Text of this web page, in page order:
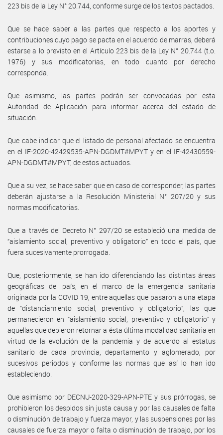
223 bis de la Ley N° 20.744, conforme surge de los textos pactados.
Que se hace saber a las partes que respecto a los aportes y
contribuciones cuyo pago se pacta en el acuerdo de marras, deberá
estarse a lo previsto en el Artículo 223 bis de la Ley N° 20.744 (t.o.
1976) y sus modificatorias, en todo cuanto por derecho
corresponda.
Que asimismo, las partes podrán ser convocadas por esta
Autoridad de Aplicación para informar acerca del estado de
situación.
Que cabe indicar que el listado de personal afectado se encuentra
en el IF-2020-42429535-APN-DGDMT#MPYT y en el IF-42430559-
APN-DGDMT#MPYT, de estos actuados.
Que a su vez, se hace saber que en caso de corresponder, las partes
deberán ajustarse a la Resolución Ministerial N° 207/20 y sus
normas modificatorias.
Que a través del Decreto N° 297/20 se estableció una medida de
“aislamiento social, preventivo y obligatorio” en todo el país, que
fuera sucesivamente prorrogada.
Que, posteriormente, se han ido diferenciando las distintas áreas
geográficas del país, en el marco de la emergencia sanitaria
originada por la COVID 19, entre aquellas que pasaron a una etapa
de “distanciamiento social, preventivo y obligatorio”, las que
permanecieron en “aislamiento social, preventivo y obligatorio” y
aquellas que debieron retornar a ésta última modalidad sanitaria en
virtud de la evolución de la pandemia y de acuerdo al estatus
sanitario de cada provincia, departamento y aglomerado, por
sucesivos periodos y conforme las normas que así lo han ido
estableciendo.
Que asimismo por DECNU-2020-329-APN-PTE y sus prórrogas, se
prohibieron los despidos sin justa causa y por las causales de falta
o disminución de trabajo y fuerza mayor, y las suspensiones por las
causales de fuerza mayor o falta o disminución de trabajo, por los